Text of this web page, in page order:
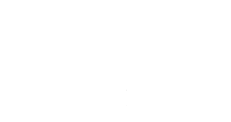
Olivo Negro